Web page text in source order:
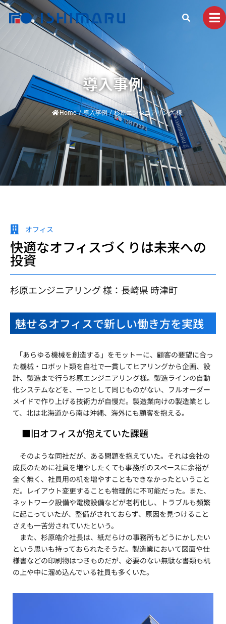
導入事例
Home / 導入事例 / 杉原エンジニアリング 様
オフィス
快適なオフィスづくりは未来への
投資
杉原エンジニアリング 様：長崎県 時津町
魅せるオフィスで新しい働き方を実践
「あらゆる機械を創造する」をモットーに、顧客の要望に合っ
た機械・ロボット類を自社で一貫してヒアリングから企画、設
計、製造まで行う杉原エンジニアリング様。製造ラインの自動
化システムなどを、一つとして同じものがない、フルオーダー
メイドで作り上げる技術力が自慢だ。製造業向けの製造業とし
て、北は北海道から南は沖縄、海外にも顧客を抱える。
■旧オフィスが抱えていた課題
そのような同社だが、ある問題を抱えていた。それは会社の
成長のために社員を増やしたくても事務所のスペースに余裕が
全く無く、社員用の机を増やすこともできなかったということ
だ。レイアウト変更することも物理的に不可能だった。また、
ネットワーク設備や電機設備などが老朽化し、トラブルも頻繁
に起こっていたが、整備がされておらず、原因を見つけること
さえも一苦労されていたという。
また、杉原皓介社長は、紙だらけの事務所もどうにかしたい
という思いも持っておられたそうだ。製造業において図面や仕
様書などの印刷物はつきものだが、必要のない無駄な書類も机
の上や中に溜め込んでいる社員も多くいた。